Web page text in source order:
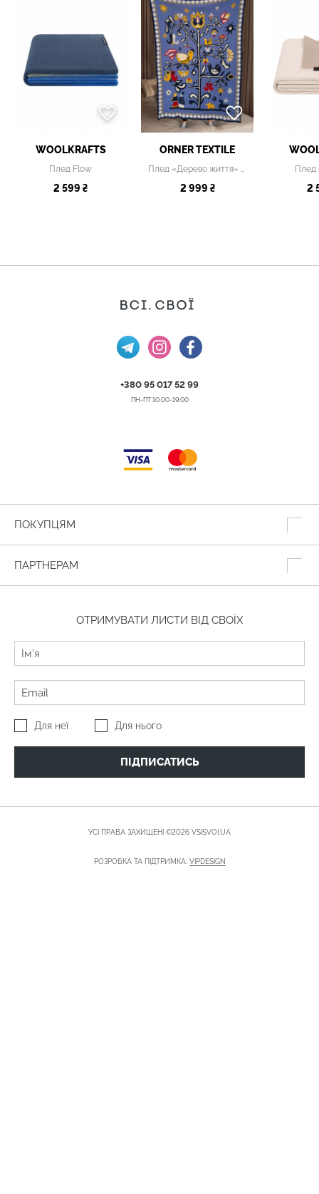
WOOLKRAFTS
Плед Flow
2 599 ₴
ORNER TEXTILE
2 999 ₴
Плед
2
+380 95 017 52 99
ПН-ПТ 10:00-19:00
ПОКУПЦЯМ
ПАРТНЕРАМ
ОТРИМУВАТИ ЛИСТИ ВІД СВОЇХ
Для неї Для нього
ПІДПИСАТИСЬ
УСІ ПРАВА ЗАХИЩЕНІ ©2026 VSISVOI.UA
РОЗРОБКА ТА ПІДТРИМКА: VIPDESIGN